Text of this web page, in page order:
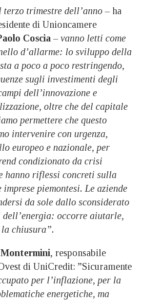
trimestre dell’anno – ha
di Unioncamere
Coscia – vanno letti come
d’allarme: lo sviluppo della
a poco a poco restringendo,
sugli investimenti degli
dell’innovazione e
oltre che del capitale
permettere che questo
intervenire con urgenza,
europeo e nazionale, per
condizionato da crisi
hanno riflessi concreti sulla
piemontesi. Le aziende
da sole dallo sconsiderato
dell’energia: occorre aiutarle,
chiusura”.
, responsabile
di UniCredit: ”Sicuramente
per l’inflazione, per la
energetiche, ma